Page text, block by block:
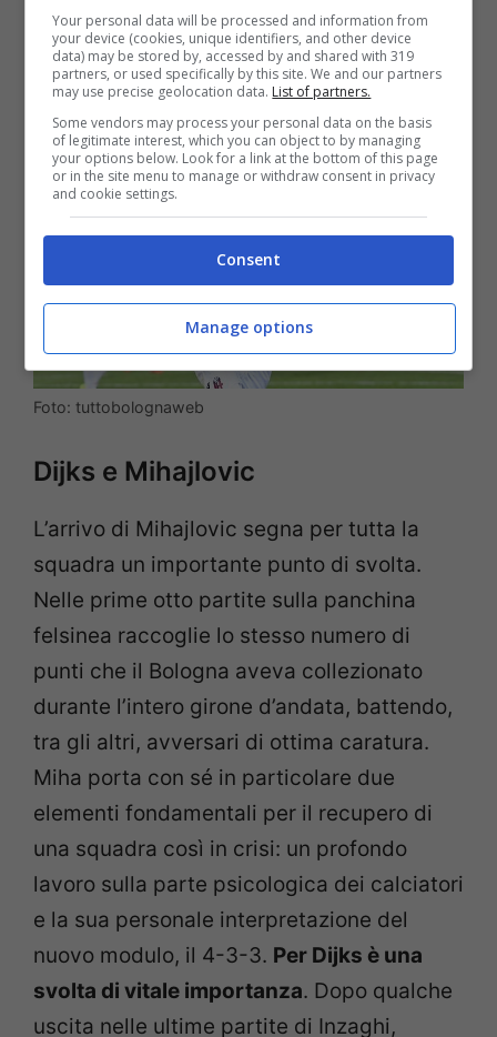
subita in casa per mano del Frosinone,
Inzaghi viene esonerato con un
incomprensibile ritardo.
Foto: tuttobolognaweb
Dijks e Mihajlovic
L’arrivo di Mihajlovic segna per tutta la
squadra un importante punto di svolta.
Nelle prime otto partite sulla panchina
felsinea raccoglie lo stesso numero di
punti che il Bologna aveva collezionato
durante l’intero girone d’andata, battendo,
tra gli altri, avversari di ottima caratura.
Miha porta con sé in particolare due
elementi fondamentali per il recupero di
una squadra così in crisi: un profondo
lavoro sulla parte psicologica dei calciatori
e la sua personale interpretazione del
nuovo modulo, il 4-3-3. Per Dijks è una
svolta di vitale importanza. Dopo qualche
uscita nelle ultime partite di Inzaghi,
Your personal data will be processed and information from
your device (cookies, unique identifiers, and other device
data) may be stored by, accessed by and shared with 319
partners, or used specifically by this site. We and our partners
may use precise geolocation data. List of partners.
Some vendors may process your personal data on the basis
of legitimate interest, which you can object to by managing
your options below. Look for a link at the bottom of this page
or in the site menu to manage or withdraw consent in privacy
and cookie settings.
Consent
Manage options